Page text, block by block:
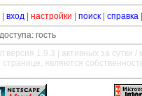
вход настройки поиск справка
гость
версия 1.9.3 | активных за сутки /
являются
————————————